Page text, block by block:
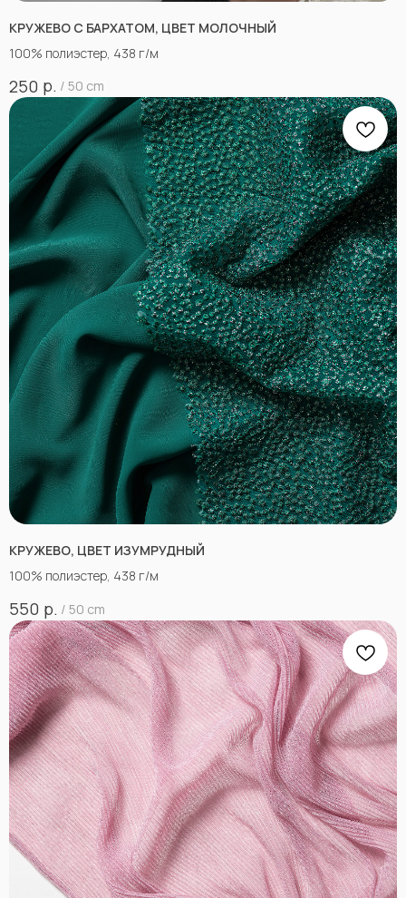
КРУЖЕВО С БАРХАТОМ, ЦВЕТ МОЛОЧНЫЙ
100% полиэстер, 438 г/м
250 р. / 50 cm
КРУЖЕВО, ЦВЕТ ИЗУМРУДНЫЙ
100% полиэстер, 438 г/м
550 р. / 50 cm